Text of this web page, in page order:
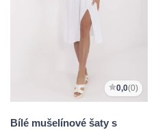
0,0(0)
Bílé mušelínové šaty s